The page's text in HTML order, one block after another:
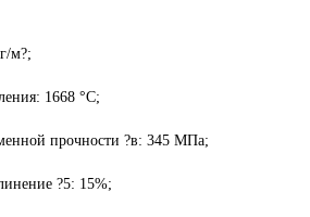
м?;
1668 °C;
прочности ?в: 345 МПа;
?5: 15%;